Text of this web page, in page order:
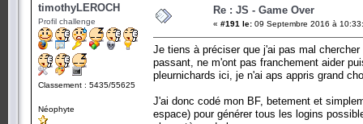
timothyLEROCH
Profil challenge
Classement : 5435/55625
Néophyte
Re : JS - Game Over
« #191 le: 09 Septembre 2016 à
Je tiens à préciser que j'ai pas mal
passant, ne m'ont pas franchement aider
pleurnichards ici, je n'ai aps appris grand
J'ai donc codé mon BF, betement et
espace) pour générer tous les logins